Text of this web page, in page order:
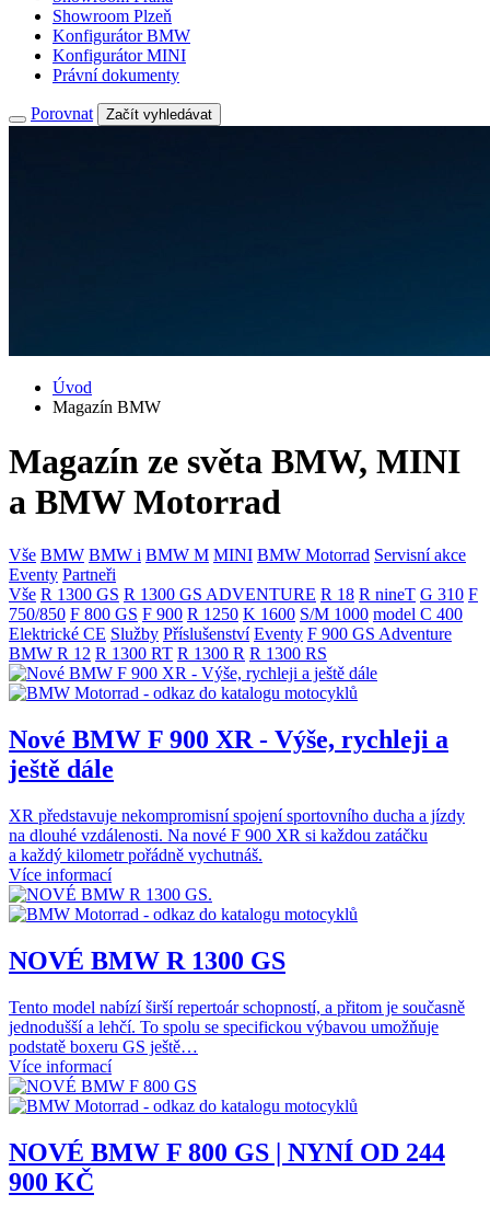
Showroom Plzeň
Konfigurátor BMW
Konfigurátor MINI
Právní dokumenty
Porovnat Začít vyhledávat
Úvod
Magazín BMW
Magazín ze světa BMW, MINI
a BMW Motorrad
Vše BMW BMW i BMW M MINI BMW Motorrad Servisní akce
Eventy Partneři
Vše R 1300 GS R 1300 GS ADVENTURE R 18 R nineT G 310 F
750/850 F 800 GS F 900 R 1250 K 1600 S/M 1000 model C 400
Elektrické CE Služby Příslušenství Eventy F 900 GS Adventure
BMW R 12 R 1300 RT R 1300 R R 1300 RS
Nové BMW F 900 XR - Výše, rychleji a
ještě dále
XR představuje nekompromisní spojení sportovního ducha a jízdy
na dlouhé vzdálenosti. Na nové F 900 XR si každou zatáčku
a každý kilometr pořádně vychutnáš.
Více informací
NOVÉ BMW R 1300 GS
Tento model nabízí širší repertoár schopností, a přitom je současně
jednodušší a lehčí. To spolu se specifickou výbavou umožňuje
podstatě boxeru GS ještě…
Více informací
NOVÉ BMW F 800 GS | NYNÍ OD 244
900 KČ